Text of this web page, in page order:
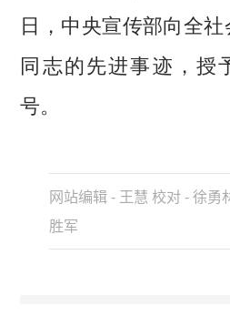
日，中央宣传部向全
同志的先进事迹，授
号。
网站编辑 - 王慧 校对 - 徐
胜军